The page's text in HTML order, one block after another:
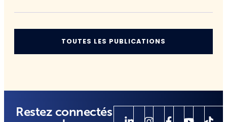
TOUTES LES PUBLICATIONS
Restez connectés